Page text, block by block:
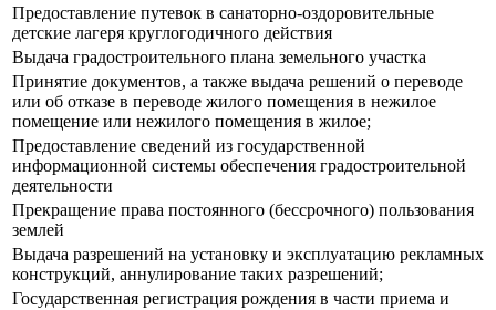
Предоставление путевок в санаторно-оздоровительные
детские лагеря круглогодичного действия
Выдача градостроительного плана земельного участка
Принятие документов, а также выдача решений о переводе
или об отказе в переводе жилого помещения в нежилое
помещение или нежилого помещения в жилое;
Предоставление сведений из государственной
информационной системы обеспечения градостроительной
деятельности
Прекращение права постоянного (бессрочного) пользования
землей
Выдача разрешений на установку и эксплуатацию рекламных
конструкций, аннулирование таких разрешений;
Государственная регистрация рождения в части приема и